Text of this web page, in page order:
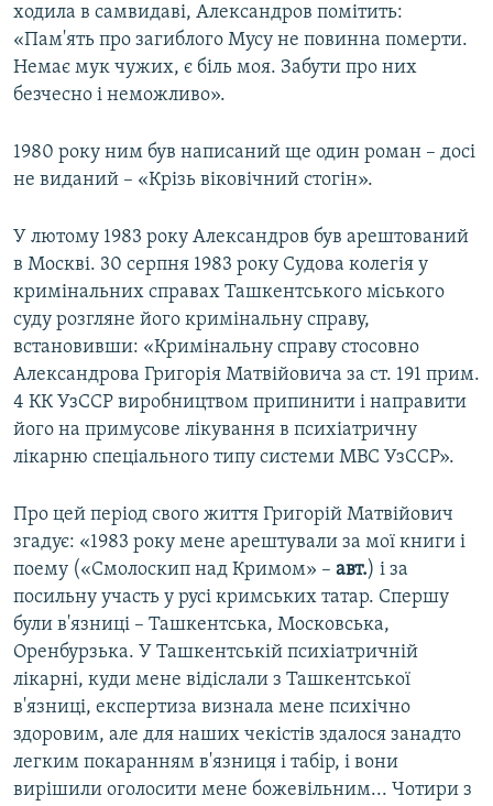
ходила в самвидаві, Александров помітить:
«Пам'ять про загиблого Мусу не повинна померти.
Немає мук чужих, є біль моя. Забути про них
безчесно і неможливо».
1980 року ним був написаний ще один роман – досі
не виданий – «Крізь віковічний стогін».
У лютому 1983 року Александров був арештований
в Москві. 30 серпня 1983 року Судова колегія у
кримінальних справах Ташкентського міського
суду розгляне його кримінальну справу,
встановивши: «Кримінальну справу стосовно
Александрова Григорія Матвійовича за ст. 191 прим.
4 КК УзССР виробництвом припинити і направити
його на примусове лікування в психіатричну
лікарню спеціального типу системи МВС УзССР».
Про цей період свого життя Григорій Матвійович
згадує: «1983 року мене арештували за мої книги і
поему («Смолоскип над Кримом» – авт.) і за
посильну участь у русі кримських татар. Спершу
були в'язниці – Ташкентська, Московська,
Оренбурзька. У Ташкентській психіатричній
лікарні, куди мене відіслали з Ташкентської
в'язниці, експертиза визнала мене психічно
здоровим, але для наших чекістів здалося занадто
легким покаранням в'язниця і табір, і вони
вирішили оголосити мене божевільним... Чотири з